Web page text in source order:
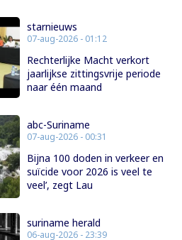
starnieuws
07-aug-2026 - 01:12
Rechterlijke Macht verkort
jaarlijkse zittingsvrije periode
naar één maand
abc-Suriname
07-aug-2026 - 00:31
Bijna 100 doden in verkeer en
suïcide voor 2026 is veel te
veel’, zegt Lau
suriname herald
06-aug-2026 - 23:39